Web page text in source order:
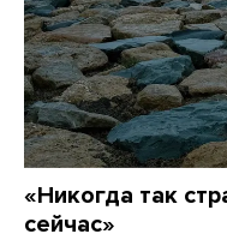
«Никогда так
сейчас»